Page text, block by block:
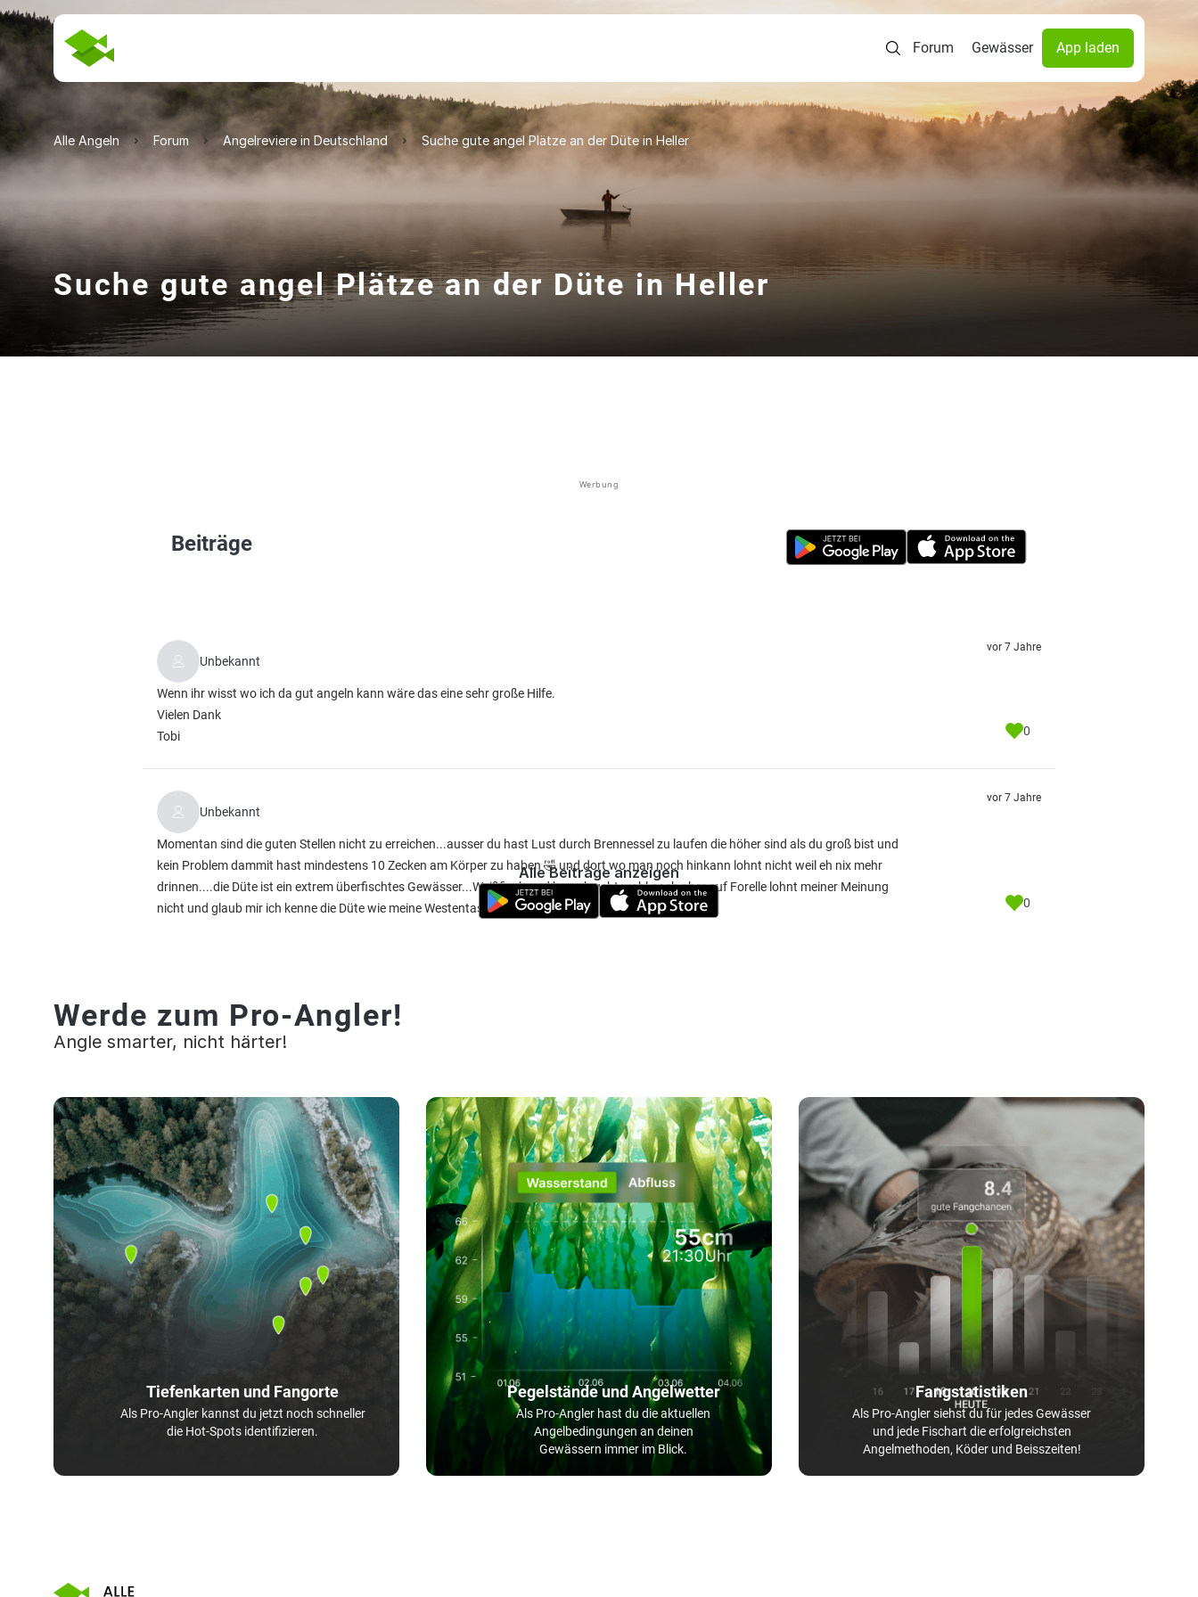
Forum Gewässer App laden
Alle Angeln Forum Angelreviere in Deutschland Suche gute angel Plätze an der Düte in Heller
Suche gute angel Plätze an der Düte in Heller
Werbung
Beiträge
Unbekannt
Wenn ihr wisst wo ich da gut angeln kann wäre das eine sehr große Hilfe.
Vielen Dank
Tobi
vor 7 Jahre
0
Unbekannt
Momentan sind die guten Stellen nicht zu erreichen...ausser du hast Lust durch Brennessel zu laufen die höher sind als du groß bist und
kein Problem dammit hast mindestens 10 Zecken am Körper zu haben 🤣 und dort wo man noch hinkann lohnt nicht weil eh nix mehr
drinnen....die Düte ist ein extrem überfischtes Gewässer...Weißfisch und barsch geht wohl noch aber auf Forelle lohnt meiner Meinung
nicht und glaub mir ich kenne die Düte wie meine Westentasche!
vor 7 Jahre
0
Alle Beiträge anzeigen
Werde zum Pro-Angler!
Angle smarter, nicht härter!
Tiefenkarten und Fangorte
Als Pro-Angler kannst du jetzt noch schneller
die Hot-Spots identifizieren.
Pegelstände und Angelwetter
Als Pro-Angler hast du die aktuellen
Angelbedingungen an deinen
Gewässern immer im Blick.
Fangstatistiken
Als Pro-Angler siehst du für jedes Gewässer
und jede Fischart die erfolgreichsten
Angelmethoden, Köder und Beisszeiten!